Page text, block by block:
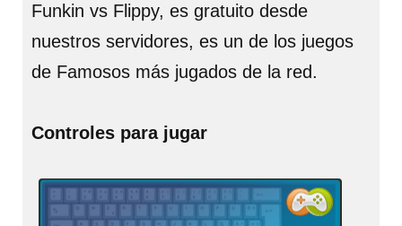
Funkin vs Flippy, es gratuito desde
nuestros servidores, es un de los juegos
de Famosos más jugados de la red.
Controles para jugar